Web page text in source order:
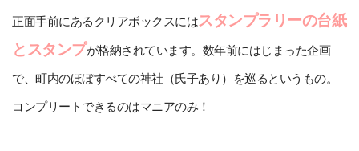
正面手前にあるクリアボックスにはスタンプラリーの台紙
とスタンプが格納されています。数年前にはじまった企画
で、町内のほぼすべての神社（氏子あり）を巡るというもの。
コンプリートできるのはマニアのみ！